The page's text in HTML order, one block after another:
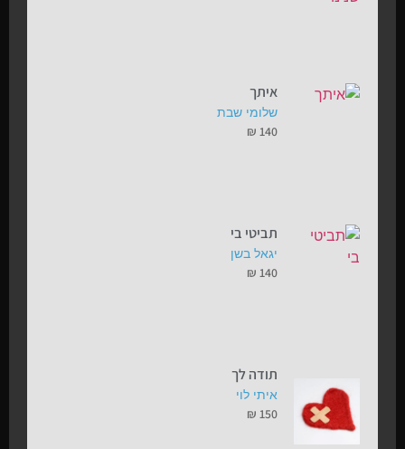
איתך
שלומי שבת
₪ 140
תביטי בי
יגאל בשן
₪ 140
תודה לך
איתי לוי
₪ 150